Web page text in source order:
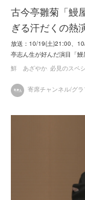
古今亭雛菊「鰻
ぎる汗だくの熱
放送：10/19(土)21:00、
亭志ん生が好んだ演目「
鮮 あざやか 必見のスペ
寄席チャンネル/グ